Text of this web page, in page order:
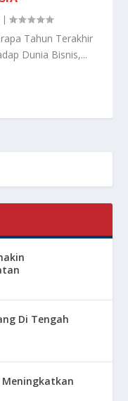
|
Tahun Terakhir
Dunia Bisnis,...
Di Tengah